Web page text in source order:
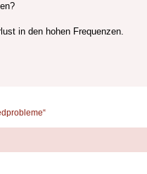
in den hohen Frequenzen.